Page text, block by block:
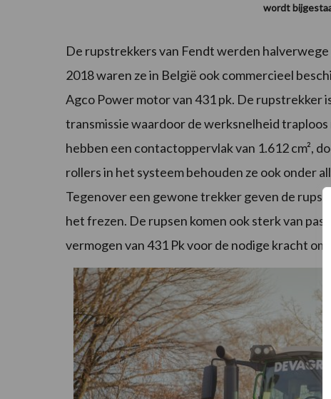
wordt
De rupstrekkers van Fendt werden
2018 waren ze in België ook commercieel
Agco Power motor van 431 pk. De rupstrekker
transmissie waardoor de werksnelheid
hebben een contactoppervlak van 1.612 cm²,
rollers in het systeem behouden ze ook onder
Tegenover een gewone trekker geven de
het frezen. De rupsen komen ook sterk van
vermogen van 431 Pk voor de nodige kracht om